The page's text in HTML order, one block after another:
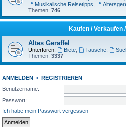
Musikalische Reisetipps
Themen: 746
Kaufen / Verkaufen
Altes Geraffel
Unterforen: Biete, Tausche,
Themen: 3337
ANMELDEN • REGISTRIEREN
Benutzername:
Passwort:
Ich habe mein Passwort vergessen